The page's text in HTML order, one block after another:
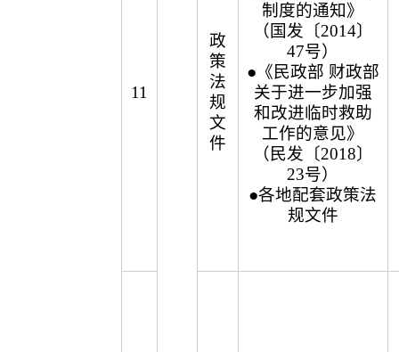
11
政
策
法
规
文
件
制度的通知》
（国发〔2014〕
47号）
●《民政部 财政部
关于进一步加强
和改进临时救助
工作的意见》
（民发〔2018〕
23号）
●各地配套政策法
规文件